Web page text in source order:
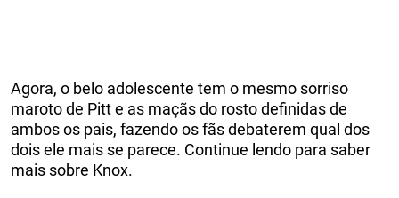
Agora, o belo adolescente tem o mesmo sorriso
maroto de Pitt e as maçãs do rosto definidas de
ambos os pais, fazendo os fãs debaterem qual dos
dois ele mais se parece. Continue lendo para saber
mais sobre Knox.